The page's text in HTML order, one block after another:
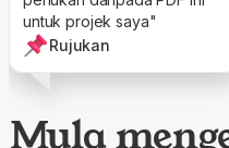
untuk projek saya"
Rujukan
Mula